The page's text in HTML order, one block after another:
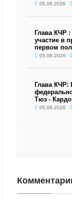
05.08.2026
Глава КЧР
участие в
первом
05.08.2026
Глава КЧР:
Тюз -
05.08.2026